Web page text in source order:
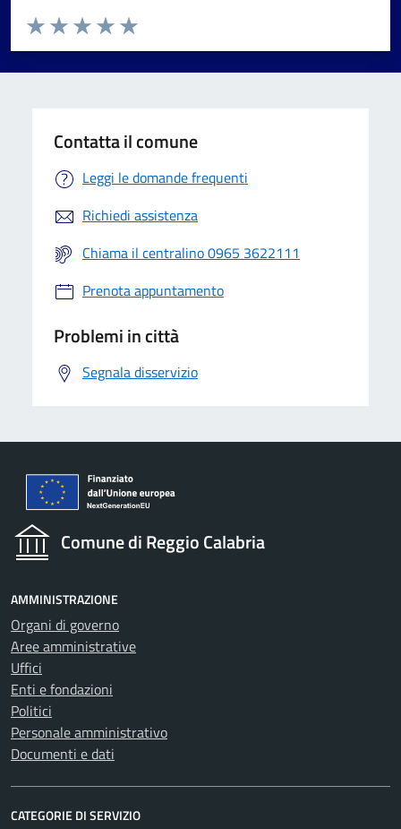
Valuta da 1 a 5 stelle la pagina
Valuta 5 stelle su 5
Valuta 4 stelle su 5
Valuta 3 stelle su 5
Valuta 2 stelle su 5
Valuta 1 stelle su 5
Contatta il comune
Leggi le domande frequenti
Richiedi assistenza
Chiama il centralino 0965 3622111
Prenota appuntamento
Problemi in città
Segnala disservizio
Comune di Reggio Calabria
AMMINISTRAZIONE
Organi di governo
Aree amministrative
Uffici
Enti e fondazioni
Politici
Personale amministrativo
Documenti e dati
CATEGORIE DI SERVIZIO